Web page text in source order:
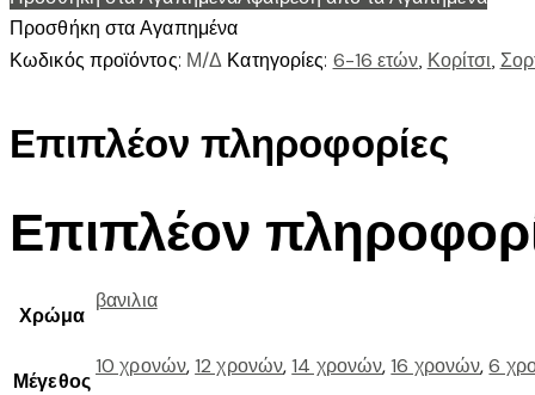
ποσότητα
Προσθήκη στα Αγαπημένα
Κωδικός προϊόντος: Μ/Δ Κατηγορίες: 6-16 ετών, Κορίτσι,
Επιπλέον πληροφορίες
Επιπλέον
Χρώμα
βανιλια
Μέγεθος
10 χρονών,12 χρονών,14 χρονών,16 χρονών,6